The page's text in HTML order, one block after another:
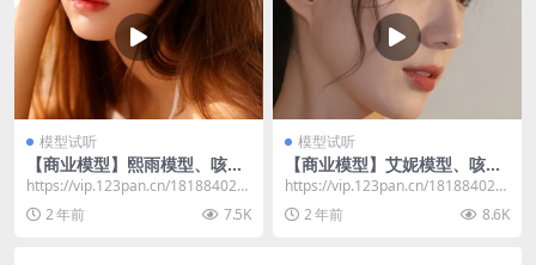
模型试听
【商业模型】熙雨模型、咳
嗽、悄悄话、亲嘴音效果演示
https://vip.123pan.cn/181884028
2/resourc...
2 年前 7.5K
模型试听
【商业模型】艾妮模型、咳
嗽、悄悄话、亲嘴音效果演示
https://vip.123pan.cn/181884028
2/resourc...
2 年前 8.6K